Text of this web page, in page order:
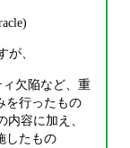
が、
ィ欠陥など、重
を行ったもの
内容に加え、
したもの